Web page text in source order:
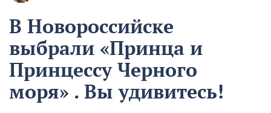
В Новороссийске
выбрали «Принца и
Принцессу Черного
моря» . Вы удивитесь!